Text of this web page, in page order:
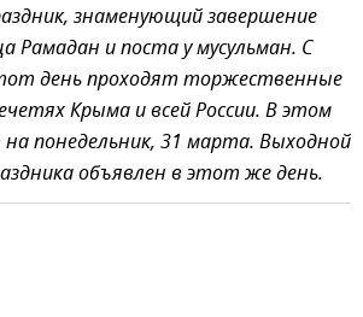
знаменующий завершение
Рамадан и поста у мусульман. С
день проходят торжественные
Крыма и всей России. В этом
понедельник, 31 марта. Выходной
объявлен в этот же день.